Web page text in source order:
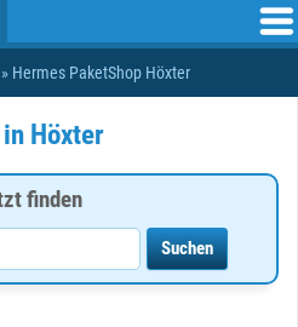
» Hermes PaketShop Höxter
Höxter
finden